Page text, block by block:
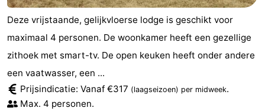
Deze vrijstaande, gelijkvloerse lodge is geschikt voor
maximaal 4 personen. De woonkamer heeft een gezellige
zithoek met smart-tv. De open keuken heeft onder andere
een vaatwasser, een ...
Prijsindicatie: Vanaf €317 (laagseizoen) per midweek.
Max. 4 personen.